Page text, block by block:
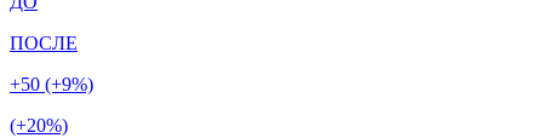
ПОСЛЕ
+50 (+9%)
(+20%)